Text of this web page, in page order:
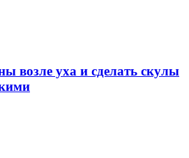
возле уха и сделать скулы